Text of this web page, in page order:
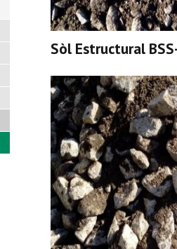
Sòl Estructural